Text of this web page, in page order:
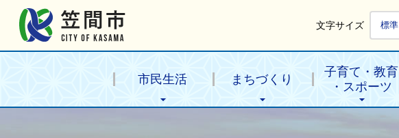
文字サイズ 標準
市民生活 まちづくり
子育て・教育
・スポーツ